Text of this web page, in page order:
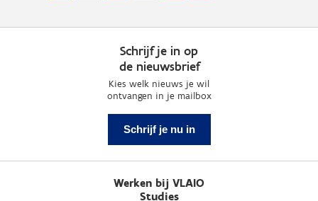
Schrijf je in op
de nieuwsbrief
Kies welk nieuws je wil
ontvangen in je mailbox
Schrijf je nu in
Werken bij VLAIO
Studies